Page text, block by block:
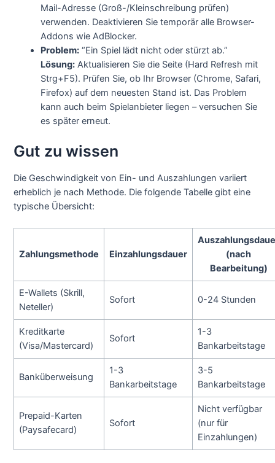
Mail-Adresse (Groß-/Kleinschreibung prüfen)
verwenden. Deaktivieren Sie temporär alle Browser-
Addons wie AdBlocker.
Problem: “Ein Spiel lädt nicht oder stürzt ab.”
Lösung: Aktualisieren Sie die Seite (Hard Refresh mit
Strg+F5). Prüfen Sie, ob Ihr Browser (Chrome, Safari,
Firefox) auf dem neuesten Stand ist. Das Problem
kann auch beim Spielanbieter liegen – versuchen Sie
es später erneut.
Gut zu wissen
Die Geschwindigkeit von Ein- und Auszahlungen variiert
erheblich je nach Methode. Die folgende Tabelle gibt eine
typische Übersicht:
Zahlungsmethode Einzahlungsdauer
(nach
Bearbeitung)
E-Wallets (Skrill,
Neteller)
Sofort 0-24 Stunden
Kreditkarte
(Visa/Mastercard)
Sofort
1-3
Bankarbeitstage
Banküberweisung
1-3
Bankarbeitstage
3-5
Bankarbeitstage
Prepaid-Karten
(Paysafecard)
Sofort
Nicht verfügbar
(nur für
Einzahlungen)